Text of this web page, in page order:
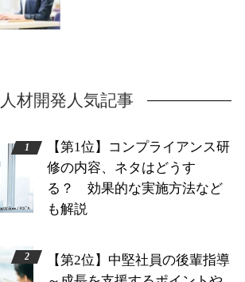
人材開発人気記事
【第1位】コンプライアンス研
修の内容、ネタはどうす
る？ 効果的な実施方法など
も解説
【第2位】中堅社員の後輩指導